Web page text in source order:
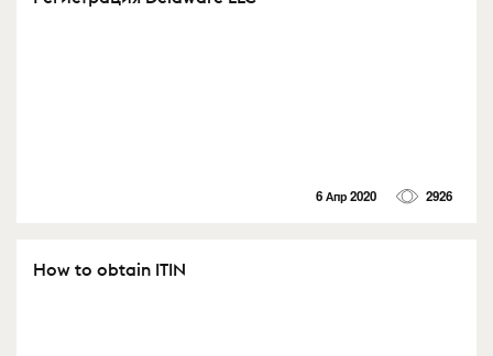
6 Апр 2020 2926
How to obtain ITIN